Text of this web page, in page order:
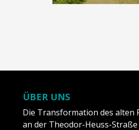
ÜBER UNS
Die Transformation des alten
an der Theodor-Heuss-Straße